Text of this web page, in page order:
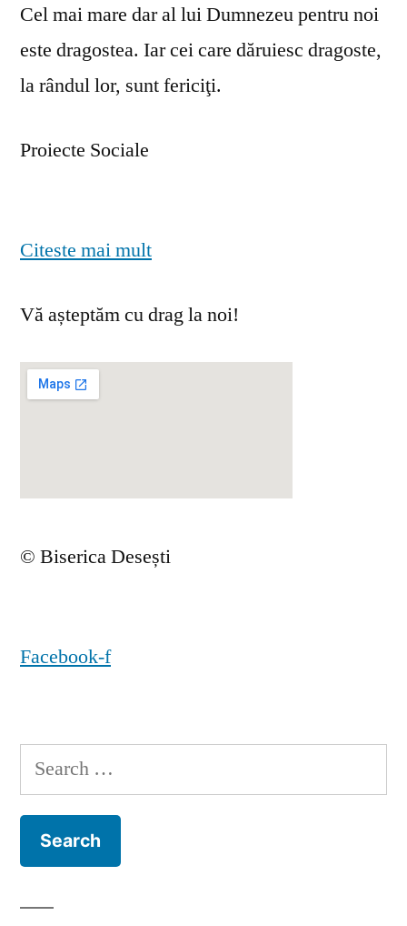
Cel mai mare dar al lui Dumnezeu pentru noi
este dragostea. Iar cei care dăruiesc dragoste,
la rândul lor, sunt fericiţi.
Proiecte Sociale
Citeste mai mult
Vă așteptăm cu drag la noi!
© Biserica Desești
Facebook-f
Search
for: